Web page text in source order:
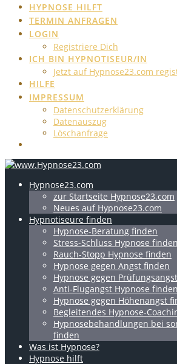
HYPNOSE HILFT
TERMIN ANFRAGEN
LOGIN
Registriere Dich
ICH BIN HYPNOTISEUR/IN
Jetzt auf Hypnose23.com
HILFE
IMPRESSUM
Datenschutzerklärung
Datenauszug
Löschanfrage
Hypnose23.com
zur Startseite Hypnose23.com
Neues auf Hypnose23.com
Hypnotiseure finden
Hypnose-Beratung finden
Stress-Schluss Hypnose finden
Rauch-Stopp Hypnose finden
Hypnose gegen Angst finden
Hypnose gegen
Anti-Flugangst Hypnose finden
Hypnose gegen Höhenangst
Begleitendes Hypnose-
Hypnosebehandlungen bei
finden
Was ist Hypnose?
Hypnose hilft